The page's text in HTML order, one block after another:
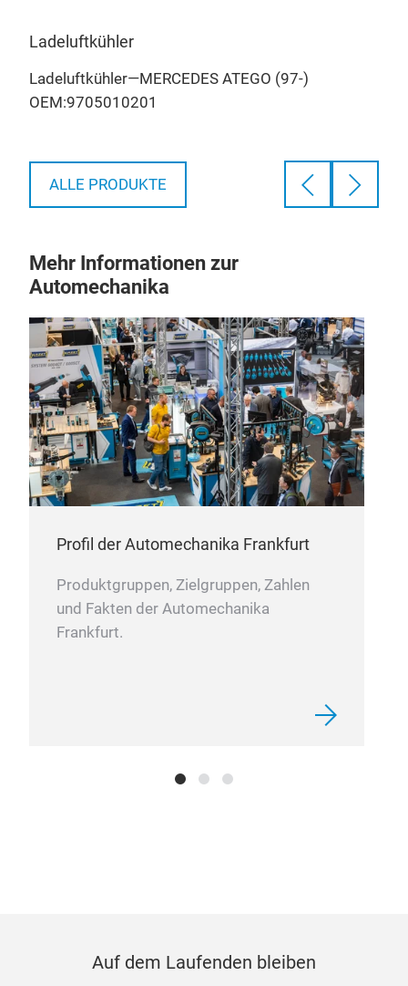
Ladeluftkühler
Ladeluftkühler—MERCEDES ATEGO (97-)
OEM:9705010201
ALLE PRODUKTE
Mehr Informationen zur
Automechanika
Profil der Automechanika Frankfurt
Produktgruppen, Zielgruppen, Zahlen
und Fakten der Automechanika
Frankfurt.
Auf dem Laufenden bleiben